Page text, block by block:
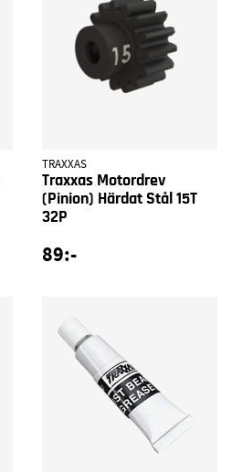
TRAXXAS
Traxxas Motordrev
(Pinion) Härdat Stål 15T
32P
89:-